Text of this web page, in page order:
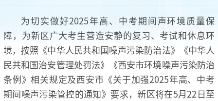
为切实做好2025年高、中考期间声环境质量保
障，为新区广大考生营造安静的复习、考试和休息环
境，按照《中华人民共和国噪声污染防治法》《中华人
民共和国治安管理处罚法》《西安市环境噪声污染防治
条例》相关规定及西安市《关于加强2025年高、中考
期间噪声污染管控的通知》要求，新区将在5月22日至